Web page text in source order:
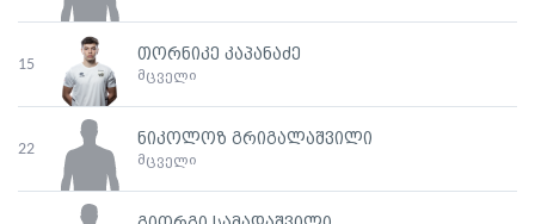
15
თორნიკე კაპანაძე
მცველი
22
ნიკოლოზ გრიგალაშვილი
მცველი